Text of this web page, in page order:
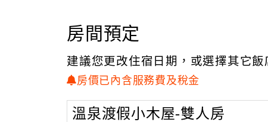
再偷偷告訴各位一件小秘密，除了在寒冷的天
露天溫泉營業時間：
農曆春節：上午AM 10:00～晚上PM22:00
房間預定
建議您更改住宿日期，或選擇其它飯
房價已內含服務費及稅金
溫泉渡假小木屋-雙人房